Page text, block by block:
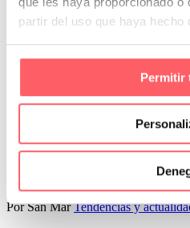
partir del uso que haya hecho
Permitir
tendencias que se repiten en la
0
Por San Mar Tendencias y